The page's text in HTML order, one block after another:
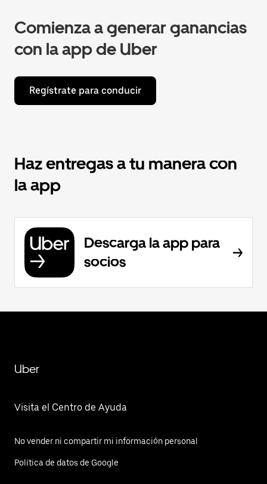
Comienza a generar ganancias
con la app de Uber
Regístrate para conducir
Haz entregas a tu manera con
la app
Descarga la app para
socios
Uber
Visita el Centro de Ayuda
No vender ni compartir mi información personal
Política de datos de Google